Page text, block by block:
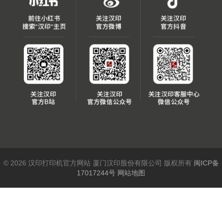
© 2026 汉印打印机官方网站 厦门汉印股份有限公司 版权所有 闽ICP备
17017244号 网站地图